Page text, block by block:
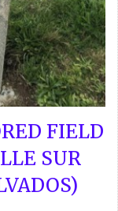
FIELD
SUR